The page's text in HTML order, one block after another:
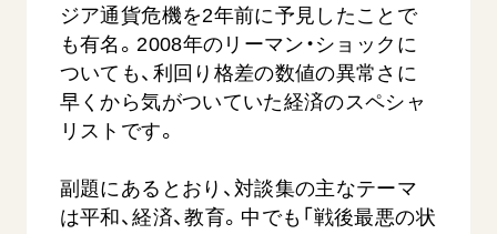
ジア通貨危機を2年前に予見したことで
も有名。2008年のリーマン・ショックに
ついても、利回り格差の数値の異常さに
早くから気がついていた経済のスペシャ
リストです。
副題にあるとおり、対談集の主なテーマ
は平和、経済、教育。中でも「戦後最悪の状